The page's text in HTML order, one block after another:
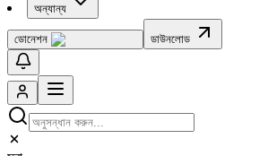
অন্যান্য
ডোনেশন ডাউনলোড